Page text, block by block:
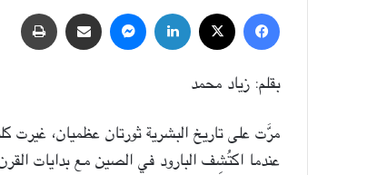
فيسبوك لينكدإن ماسنجر مشاركة عبر البريد
بقلم: زياد محمد
مرَّت على تاريخ البشرية ثورتان عظميان، غيرت
عندما اكتُشِف البارود في الصين مع بدايات